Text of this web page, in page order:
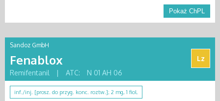
Pokaż ChPL
Sandoz GmbH
Fenablox
Lz
Remifentanil
| ATC: N 01 AH 06
inf./inj. [prosz. do przyg. konc. roztw.]; 2 mg, 1 fiol.